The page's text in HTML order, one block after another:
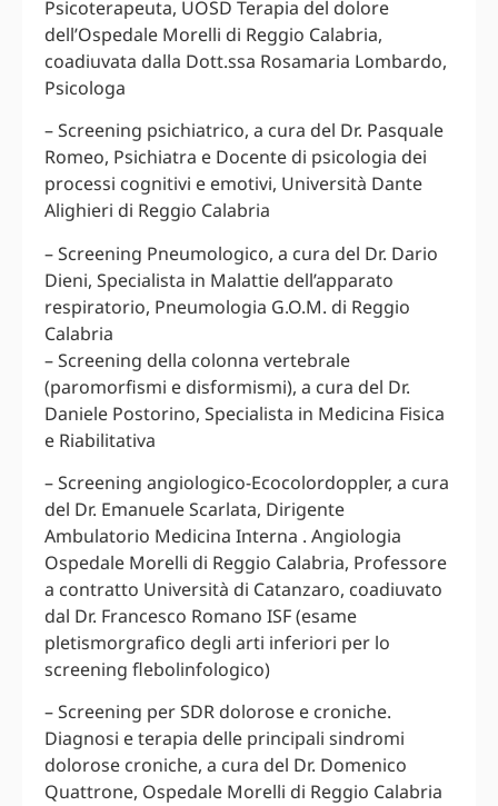
Psicoterapeuta, UOSD Terapia del dolore
dell’Ospedale Morelli di Reggio Calabria,
coadiuvata dalla Dott.ssa Rosamaria Lombardo,
Psicologa
– Screening psichiatrico, a cura del Dr. Pasquale
Romeo, Psichiatra e Docente di psicologia dei
processi cognitivi e emotivi, Università Dante
Alighieri di Reggio Calabria
– Screening Pneumologico, a cura del Dr. Dario
Dieni, Specialista in Malattie dell’apparato
respiratorio, Pneumologia G.O.M. di Reggio
Calabria
– Screening della colonna vertebrale
(paromorfismi e disformismi), a cura del Dr.
Daniele Postorino, Specialista in Medicina Fisica
e Riabilitativa
– Screening angiologico-Ecocolordoppler, a cura
del Dr. Emanuele Scarlata, Dirigente
Ambulatorio Medicina Interna . Angiologia
Ospedale Morelli di Reggio Calabria, Professore
a contratto Università di Catanzaro, coadiuvato
dal Dr. Francesco Romano ISF (esame
pletismorgrafico degli arti inferiori per lo
screening flebolinfologico)
– Screening per SDR dolorose e croniche.
Diagnosi e terapia delle principali sindromi
dolorose croniche, a cura del Dr. Domenico
Quattrone, Ospedale Morelli di Reggio Calabria